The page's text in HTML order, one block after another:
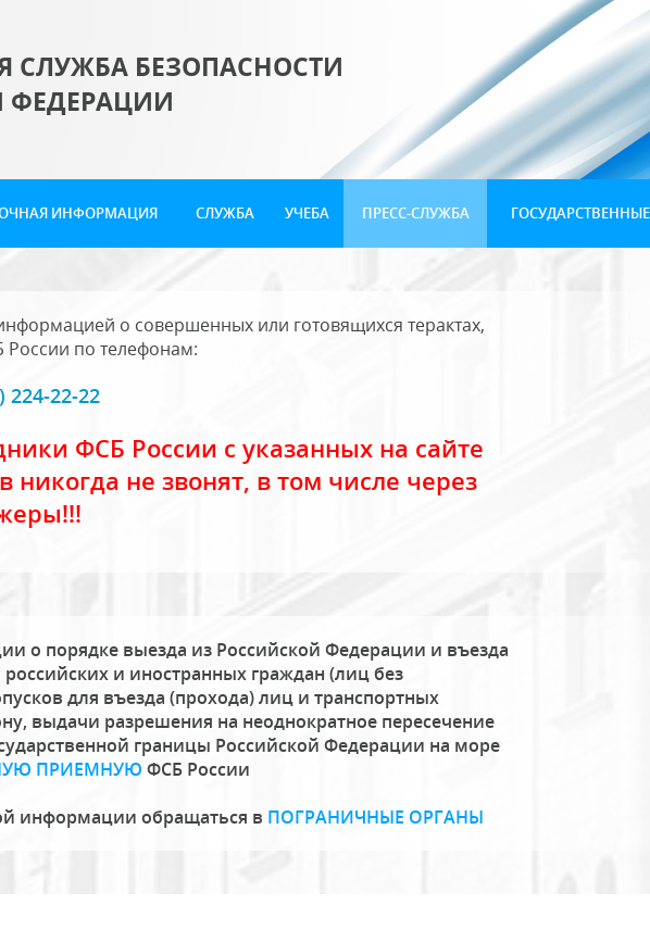
СЛУЖБА БЕЗОПАСНОСТИ
ФЕДЕРАЦИИ
ИНФОРМАЦИЯ СЛУЖБА УЧЕБА ПРЕСС-СЛУЖБА
о совершенных или готовящихся терактах,
по телефонам:
224-22-22
ФСБ России с указанных на сайте
никогда не звонят, в том числе через
о порядке выезда из Российской Федерации и въезда
и иностранных граждан (лиц без
для въезда (прохода) лиц и транспортных
выдачи разрешения на неоднократное пересечение
границы Российской Федерации на море
ПРИЕМНУЮ ФСБ России
информации обращаться в ПОГРАНИЧНЫЕ ОРГАНЫ